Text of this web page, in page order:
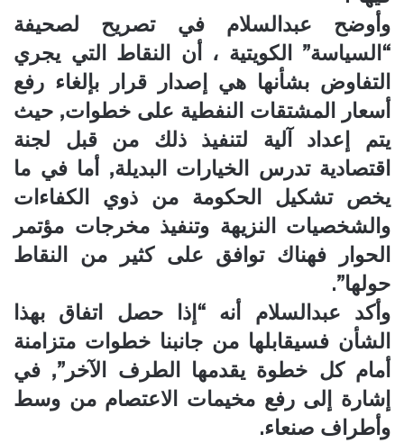
وأوضح عبدالسلام في تصريح لصحيفة
“السياسة” الكويتية ، أن النقاط التي يجري
التفاوض بشأنها هي إصدار قرار بإلغاء رفع
أسعار المشتقات النفطية على خطوات, حيث
يتم إعداد آلية لتنفيذ ذلك من قبل لجنة
اقتصادية تدرس الخيارات البديلة, أما في ما
يخص تشكيل الحكومة من ذوي الكفاءات
والشخصيات النزيهة وتنفيذ مخرجات مؤتمر
الحوار فهناك توافق على كثير من النقاط
حولها”.
وأكد عبدالسلام أنه “إذا حصل اتفاق بهذا
الشأن فسيقابلها من جانبنا خطوات متزامنة
أمام كل خطوة يقدمها الطرف الآخر”, في
إشارة إلى رفع مخيمات الاعتصام من وسط
وأطراف صنعاء.